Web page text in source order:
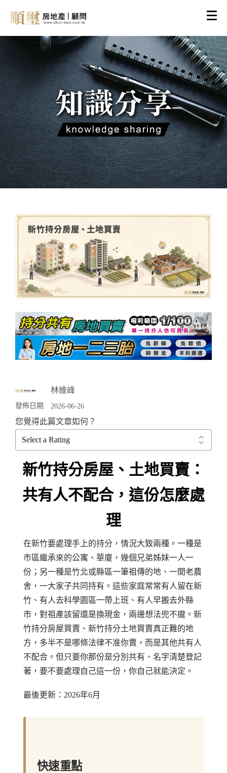
林維峰
發佈日期 2026-06-26
您覺得此篇文章如何？
新竹持分房屋、土地買賣：
共有人不配合，這份怎麼處
理
在新竹要處理手上的持分，情況大致兩種。一種是
市區繼承來的公寓、華廈，幾個兄弟姊妹一人一
份；另一種是竹北或縣區一筆祖傳的地、一間老農
舍，一大家子共同持有。這些家庭常常有人留在新
竹、有人去科學園區一帶上班、有人早搬去外縣
市，對祖產該留還是換現金，兩邊想法兜不攏。新
竹持分房屋買賣、新竹持分土地買賣真正難的地
方，多半不是哪條法律不准你賣，而是其他共有人
不配合。但只要你那份是分別共有、名字清楚登記
著，要不要處理自己這一份，你自己就能決定。
最後更新：2026年6月
快速重點